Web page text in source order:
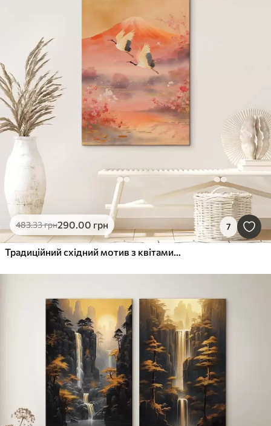
483.33грн290.00 грн 7
Традиційний східний мотив з квітами сакури та журавлями